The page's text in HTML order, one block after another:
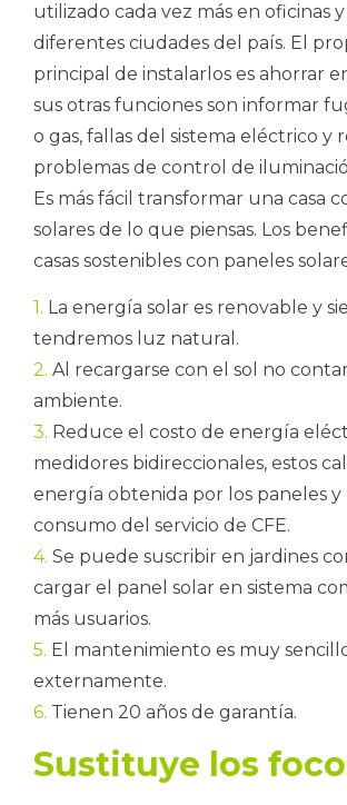
utilizado cada vez más en oficinas
diferentes ciudades del país. El
principal de instalarlos es ahorrar
sus otras funciones son informar
o gas, fallas del sistema eléctrico y
problemas de control de
Es más fácil transformar una casa
solares de lo que piensas. Los
casas sostenibles con paneles
1. La energía solar es renovable y
tendremos luz natural.
2. Al recargarse con el sol no
ambiente.
3. Reduce el costo de energía
medidores bidireccionales, estos
energía obtenida por los paneles y
consumo del servicio de CFE.
4. Se puede suscribir en jardines
cargar el panel solar en sistema
más usuarios.
5. El mantenimiento es muy
externamente.
6. Tienen 20 años de garantía.
Sustituye los